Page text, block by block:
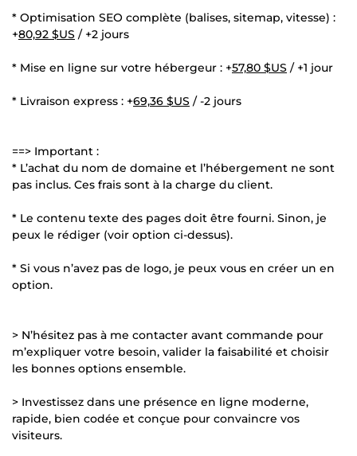
* Optimisation SEO complète (balises, sitemap, vitesse) :
+80,92 $US / +2 jours
* Mise en ligne sur votre hébergeur : +57,80 $US / +1 jour
* Livraison express : +69,36 $US / -2 jours
==> Important :
* L’achat du nom de domaine et l’hébergement ne sont
pas inclus. Ces frais sont à la charge du client.
* Le contenu texte des pages doit être fourni. Sinon, je
peux le rédiger (voir option ci-dessus).
* Si vous n’avez pas de logo, je peux vous en créer un en
option.
> N’hésitez pas à me contacter avant commande pour
m’expliquer votre besoin, valider la faisabilité et choisir
les bonnes options ensemble.
> Investissez dans une présence en ligne moderne,
rapide, bien codée et conçue pour convaincre vos
visiteurs.